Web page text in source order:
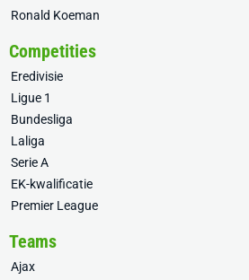
Ronald Koeman
Competities
Eredivisie
Ligue 1
Bundesliga
Laliga
Serie A
EK-kwalificatie
Premier League
Teams
Ajax